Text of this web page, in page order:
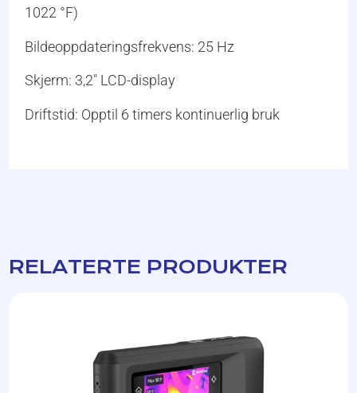
1022 °F)
Bildeoppdateringsfrekvens: 25 Hz
Skjerm: 3,2″ LCD-display
Driftstid: Opptil 6 timers kontinuerlig bruk
RELATERTE PRODUKTER